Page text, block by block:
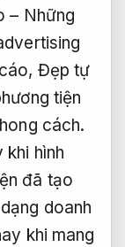
– Những
Đẹp tự
tiện
cách.
khi hình
đã tạo
doanh
khi mang